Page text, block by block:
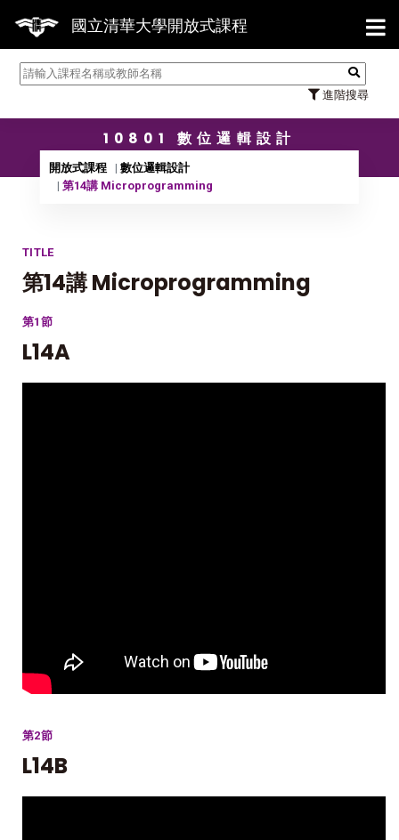
國立清華大學開放式課程
進階搜尋
【
10801 數位邏輯設計
開放式課程
數位邏輯設計
第14講 Microprogramming
TITLE
第14講 Microprogramming
第1節
L14A
第2節
L14B